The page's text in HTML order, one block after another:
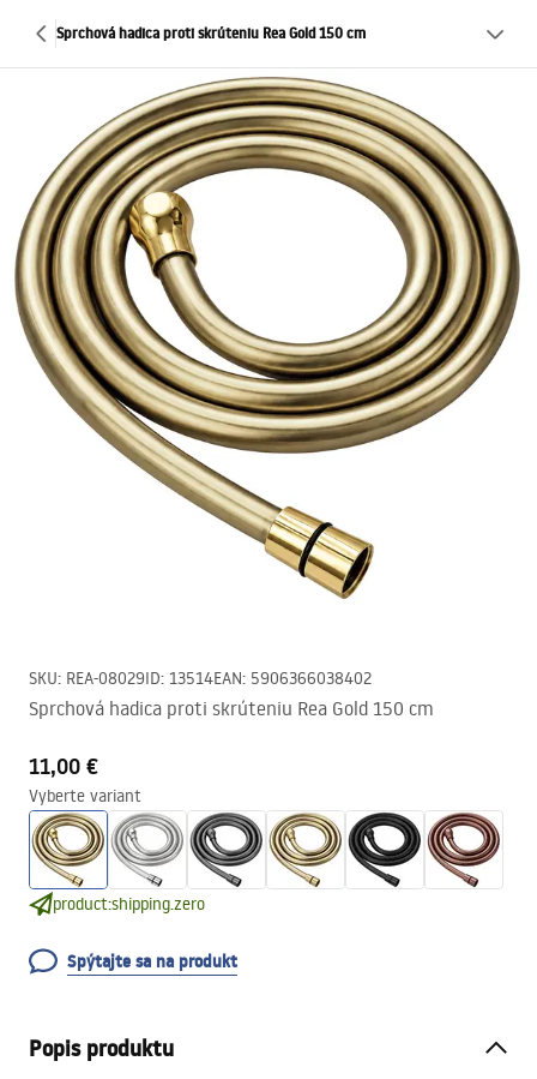
Sprchová hadica proti skrúteniu Rea Gold 150 cm
SKU: REA-08029ID: 13514EAN: 5906366038402
Sprchová hadica proti skrúteniu Rea Gold 150 cm
11,00 €
Vyberte variant
product:shipping.zero
Spýtajte sa na produkt
Popis produktu